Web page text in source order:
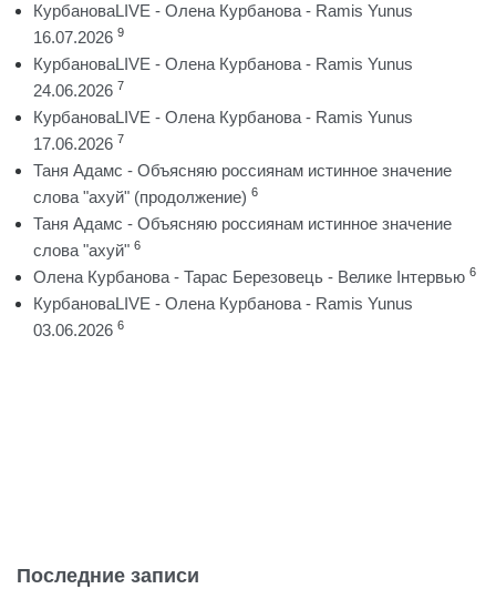
КурбановаLIVE - Олена Курбанова - Ramis Yunus
16.07.2026 9
КурбановаLIVE - Олена Курбанова - Ramis Yunus
24.06.2026 7
КурбановаLIVE - Олена Курбанова - Ramis Yunus
17.06.2026 7
Таня Адамс - Объясняю россиянам истинное значение
слова "ахуй" (продолжение) 6
Таня Адамс - Объясняю россиянам истинное значение
слова "ахуй" 6
Олена Курбанова - Тарас Березовець - Велике Інтервью 6
КурбановаLIVE - Олена Курбанова - Ramis Yunus
03.06.2026 6
Последние записи